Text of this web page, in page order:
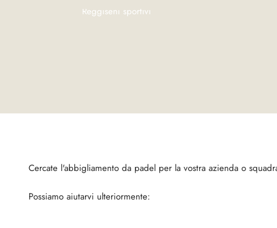
Reggiseni sportivi
Cercate l'abbigliamento da padel per la vostra azienda o
Possiamo aiutarvi ulteriormente: